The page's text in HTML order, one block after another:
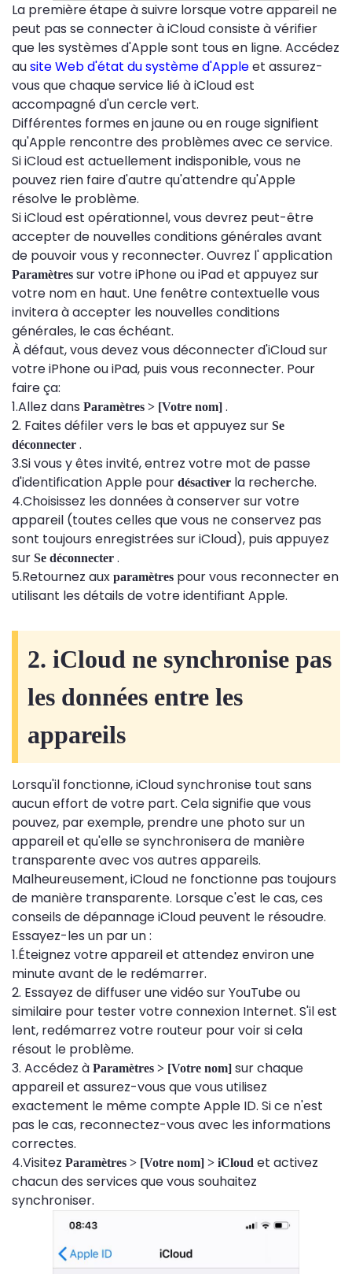
La première étape à suivre lorsque votre appareil ne
peut pas se connecter à iCloud consiste à vérifier
que les systèmes d'Apple sont tous en ligne. Accédez
ausite Web d'état du système d'Appleet assurez-
vous que chaque service lié à iCloud est
accompagné d'un cercle vert.
Différentes formes en jaune ou en rouge signifient
qu'Apple rencontre des problèmes avec ce service.
Si iCloud est actuellement indisponible, vous ne
pouvez rien faire d'autre qu'attendre qu'Apple
résolve le problème.
Si iCloud est opérationnel, vous devrez peut-être
accepter de nouvelles conditions générales avant
de pouvoir vous y reconnecter. Ouvrez l' application
Paramètres sur votre iPhone ou iPad et appuyez sur
votre nom en haut. Une fenêtre contextuelle vous
invitera à accepter les nouvelles conditions
générales, le cas échéant.
À défaut, vous devez vous déconnecter d'iCloud sur
votre iPhone ou iPad, puis vous reconnecter. Pour
faire ça:
1.Allez dans Paramètres > [Votre nom] .
2. Faites défiler vers le bas et appuyez sur Se
déconnecter .
3.Si vous y êtes invité, entrez votre mot de passe
d'identification Apple pour désactiver la recherche.
4.Choisissez les données à conserver sur votre
appareil (toutes celles que vous ne conservez pas
sont toujours enregistrées sur iCloud), puis appuyez
sur Se déconnecter .
5.Retournez aux paramètres pour vous reconnecter en
utilisant les détails de votre identifiant Apple.
2. iCloud ne synchronise pas
les données entre les
appareils
Lorsqu'il fonctionne, iCloud synchronise tout sans
aucun effort de votre part. Cela signifie que vous
pouvez, par exemple, prendre une photo sur un
appareil et qu'elle se synchronisera de manière
transparente avec vos autres appareils.
Malheureusement, iCloud ne fonctionne pas toujours
de manière transparente. Lorsque c'est le cas, ces
conseils de dépannage iCloud peuvent le résoudre.
Essayez-les un par un :
1.Éteignez votre appareil et attendez environ une
minute avant de le redémarrer.
2. Essayez de diffuser une vidéo sur YouTube ou
similaire pour tester votre connexion Internet. S'il est
lent, redémarrez votre routeur pour voir si cela
résout le problème.
3. Accédez à Paramètres > [Votre nom] sur chaque
appareil et assurez-vous que vous utilisez
exactement le même compte Apple ID. Si ce n'est
pas le cas, reconnectez-vous avec les informations
correctes.
4.Visitez Paramètres > [Votre nom] > iCloud et activez
chacun des services que vous souhaitez
synchroniser.